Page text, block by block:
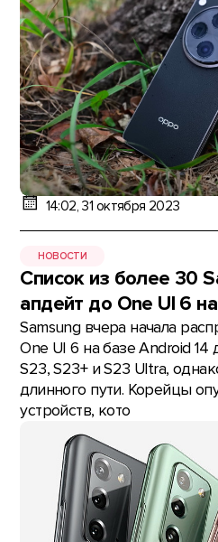
14:02, 31 октября 2023
НОВОСТИ
Список из более 30
апдейт до One UI 6
Samsung вчера начала
One UI 6 на базе Android 14
S23, S23+ и S23 Ultra,
длинного пути. Корейцы
устройств, кото